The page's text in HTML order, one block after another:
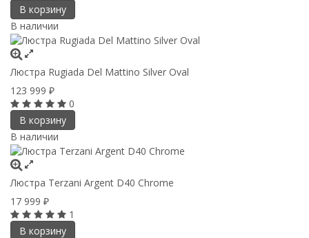
В корзину
В наличии
Люстра Rugiada Del Mattino Silver Oval
123 999 ₽
0
В корзину
В наличии
Люстра Terzani Argent D40 Chrome
17 999 ₽
1
В корзину